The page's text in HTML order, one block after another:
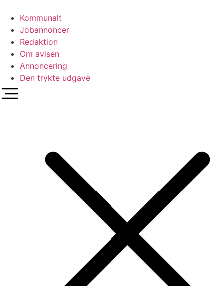
indhold
Kommunalt
Jobannoncer
Redaktion
Om avisen
Annoncering
Den trykte udgave